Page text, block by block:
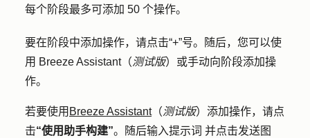
每个阶段最多可添加 50 个操作。
要在阶段中添加操作，请点击“+”号。随后，您可以使
用 Breeze Assistant（测试版）或手动向阶段添加操
作。
若要使用 Breeze Assistant（测试版）添加操作，请点
击“使用助手构建”。随后输入提示词 并点击发送图